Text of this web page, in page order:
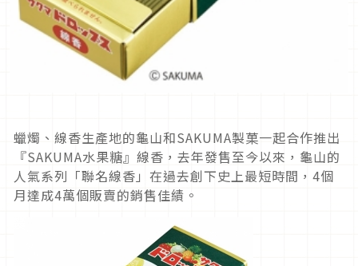
蠟燭、線香生產地的龜山和SAKUMA製菓一起合作推出
『SAKUMA水果糖』線香，去年發售至今以來，龜山的
人氣系列「聯名線香」在過去創下史上最短時間，4個
月達成4萬個販賣的銷售佳績。